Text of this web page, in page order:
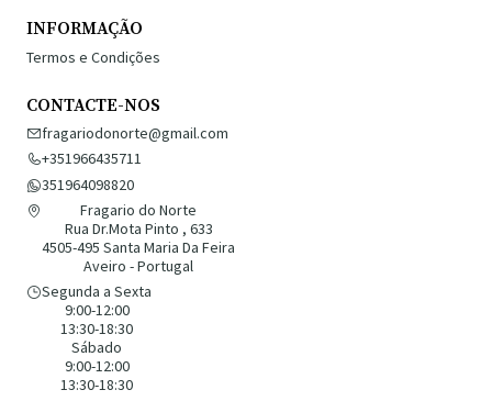
INFORMAÇÃO
Termos e Condições
CONTACTE-NOS
fragariodonorte@gmail.com
+351966435711
351964098820
Fragario do Norte
Rua Dr.Mota Pinto , 633
4505-495 Santa Maria Da Feira
Aveiro - Portugal
Segunda a Sexta
9:00-12:00
13:30-18:30
Sábado
9:00-12:00
13:30-18:30